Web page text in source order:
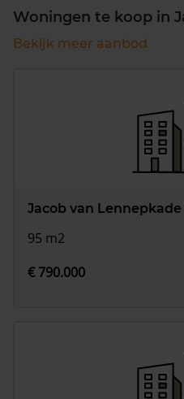
Woningen te koop in
Bekijk meer aanbod
Jacob van Lennepkade
95 m2
€ 790.000